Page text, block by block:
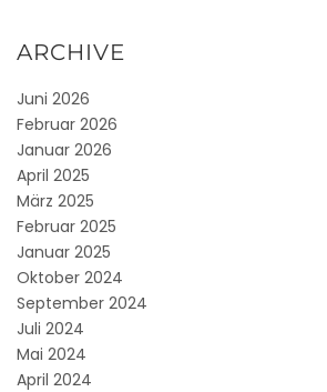
ARCHIVE
Juni 2026
Februar 2026
Januar 2026
April 2025
März 2025
Februar 2025
Januar 2025
Oktober 2024
September 2024
Juli 2024
Mai 2024
April 2024